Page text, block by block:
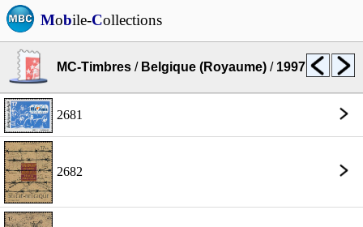
Mobile-Collections
MC-Timbres / Belgique (Royaume) / 1997
2681
2682